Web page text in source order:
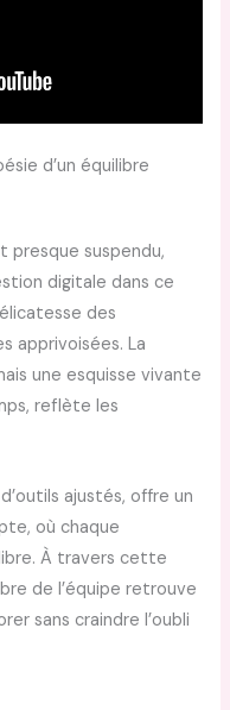
d’un équilibre
presque suspendu,
digitale dans ce
des
apprivoisées. La
une esquisse vivante
reflète les
ajustés, offre un
où chaque
À travers cette
de l’équipe retrouve
sans craindre l’oubli